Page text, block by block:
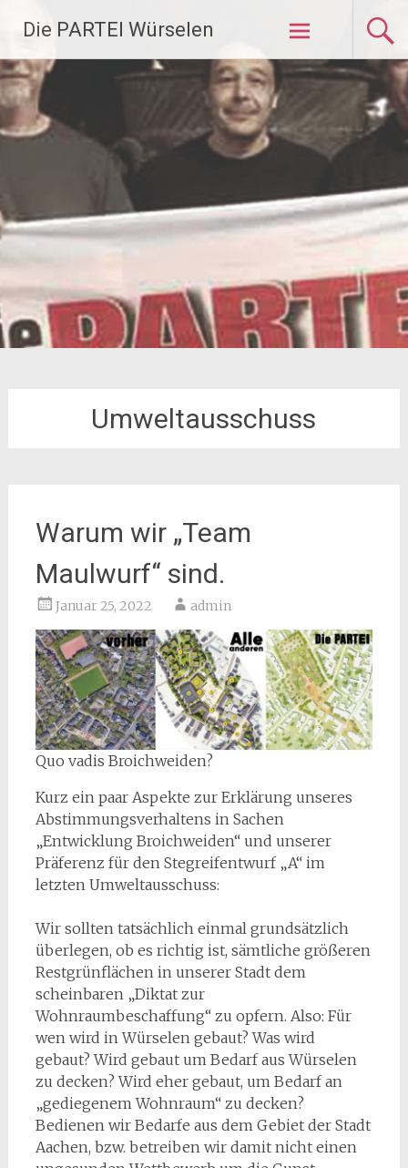
Inhalt
springen
Die PARTEI Würselen
Umweltausschuss
Warum wir „Team
Maulwurf“ sind.
Januar 25, 2022 admin
Quo vadis Broichweiden?
Kurz ein paar Aspekte zur Erklärung unseres
Abstimmungsverhaltens in Sachen
„Entwicklung Broichweiden“ und unserer
Präferenz für den Stegreifentwurf „A“ im
letzten Umweltausschuss:
Wir sollten tatsächlich einmal grundsätzlich
überlegen, ob es richtig ist, sämtliche größeren
Restgrünflächen in unserer Stadt dem
scheinbaren „Diktat zur
Wohnraumbeschaffung“ zu opfern. Also: Für
wen wird in Würselen gebaut? Was wird
gebaut? Wird gebaut um Bedarf aus Würselen
zu decken? Wird eher gebaut, um Bedarf an
„gediegenem Wohnraum“ zu decken?
Bedienen wir Bedarfe aus dem Gebiet der Stadt
Aachen, bzw. betreiben wir damit nicht einen